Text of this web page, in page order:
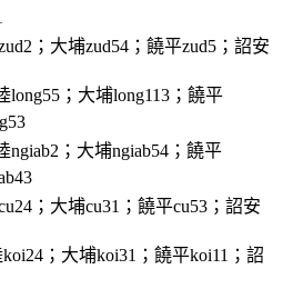
；大埔zud54；饒平zud5；詔安
long55；大埔long113；饒平
ngiab2；大埔ngiab54；饒平
；大埔cu31；饒平cu53；詔安
；大埔koi31；饒平koi11；詔